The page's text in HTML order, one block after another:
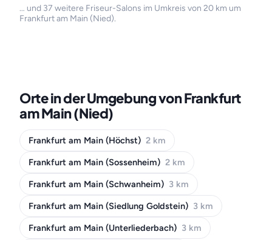
… und 37 weitere Friseur-Salons im Umkreis von 20 km um
Frankfurt am Main (Nied).
Orte in der Umgebung von Frankfurt
am Main (Nied)
Frankfurt am Main (Höchst) 2 km
Frankfurt am Main (Sossenheim) 2 km
Frankfurt am Main (Schwanheim) 3 km
Frankfurt am Main (Siedlung Goldstein) 3 km
Frankfurt am Main (Unterliederbach) 3 km